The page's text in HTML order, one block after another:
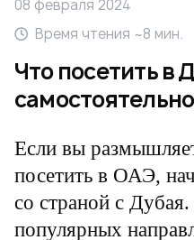
08 февраля 2024
Время чтения ~8 мин.
Что посетить в
Если вы
посетить в ОАЭ,
со страной с
популярных